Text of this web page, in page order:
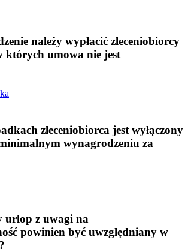
należy wypłacić zleceniobiorcy
których umowa nie jest
zleceniobiorca jest wyłączony
wynagrodzeniu za
urlop z uwagi na
powinien być uwzględniany w